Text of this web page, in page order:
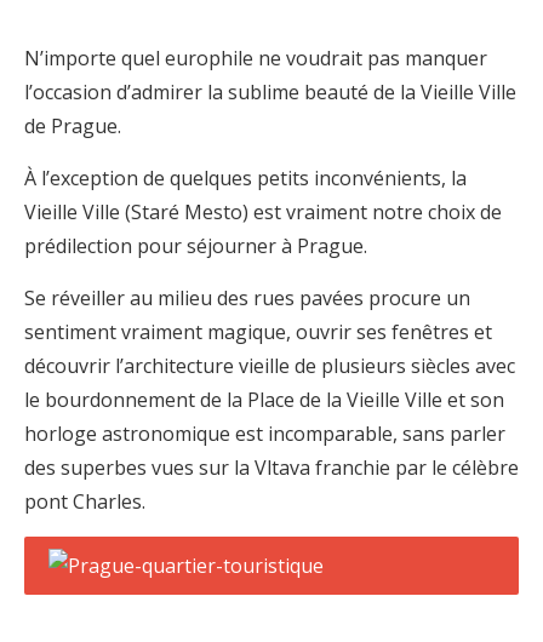
N’importe quel europhile ne voudrait pas manquer
l’occasion d’admirer la sublime beauté de la Vieille Ville
de Prague.
À l’exception de quelques petits inconvénients, la
Vieille Ville (Staré Mesto) est vraiment notre choix de
prédilection pour séjourner à Prague.
Se réveiller au milieu des rues pavées procure un
sentiment vraiment magique, ouvrir ses fenêtres et
découvrir l’architecture vieille de plusieurs siècles avec
le bourdonnement de la Place de la Vieille Ville et son
horloge astronomique est incomparable, sans parler
des superbes vues sur la Vltava franchie par le célèbre
pont Charles.